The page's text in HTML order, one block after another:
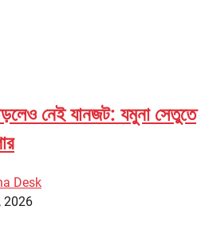
নেই যানজট: যমুনা সেতুতে
Desk
2026